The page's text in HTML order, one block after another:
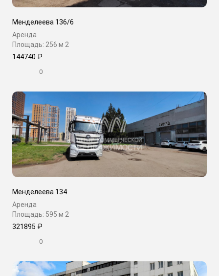
Менделеева 136/6
Аренда
Площадь: 256 м 2
144740 ₽
0
Менделеева 134
Аренда
Площадь: 595 м 2
321895 ₽
0